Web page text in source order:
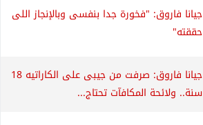
جيانا فاروق: "فخورة جدا بنفسى وبالإنجاز اللى
حققته"
جيانا فاروق: صرفت من جيبى على الكاراتيه 18
سنة.. ولائحة المكافآت تحتاج...